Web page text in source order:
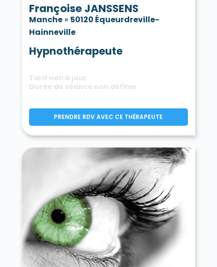
Françoise JANSSENS
Manche» 50120 Équeurdreville-
Hainneville
Hypnothérapeute
Tarif non à jour
Durée de séance non définie
PRENDRE RDV AVEC CE THÉRAPEUTE